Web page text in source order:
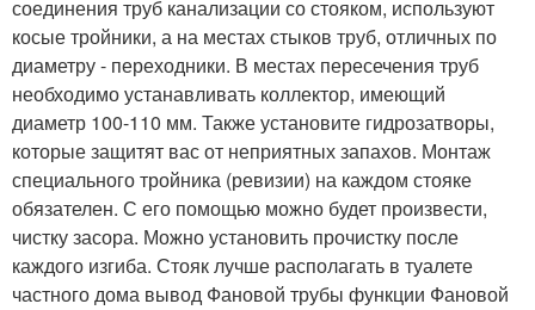
соединения труб канализации со стояком, используют
косые тройники, а на местах стыков труб, отличных по
диаметру - переходники. В местах пересечения труб
необходимо устанавливать коллектор, имеющий
диаметр 100-110 мм. Также установите гидрозатворы,
которые защитят вас от неприятных запахов. Монтаж
специального тройника (ревизии) на каждом стояке
обязателен. С его помощью можно будет произвести,
чистку засора. Можно установить прочистку после
каждого изгиба. Стояк лучше располагать в туалете
частного дома вывод Фановой трубы функции Фановой